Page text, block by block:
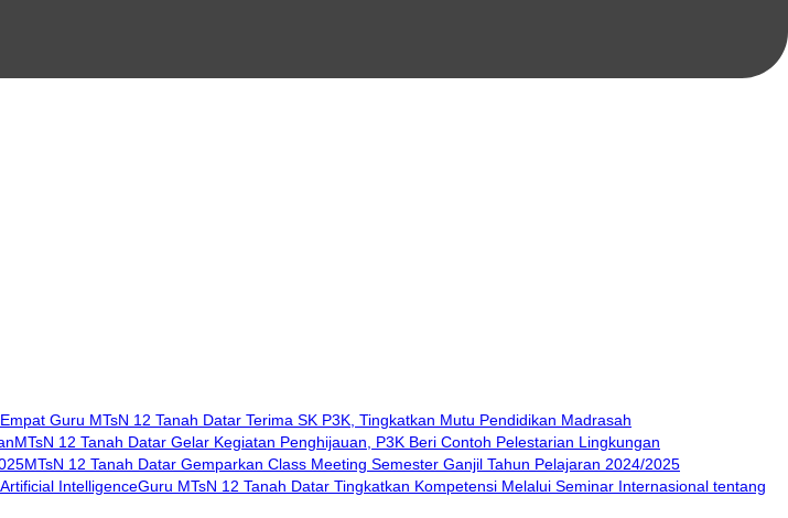
Empat Guru MTsN 12 Tanah Datar Terima SK P3K, Tingkatkan Mutu Pendidikan Madrasah
MTsN 12 Tanah Datar Gelar Kegiatan Penghijauan, P3K Beri Contoh Pelestarian Lingkungan
MTsN 12 Tanah Datar Gemparkan Class Meeting Semester Ganjil Tahun Pelajaran 2024/2025
Guru MTsN 12 Tanah Datar Tingkatkan Kompetensi Melalui Seminar Internasional tentang